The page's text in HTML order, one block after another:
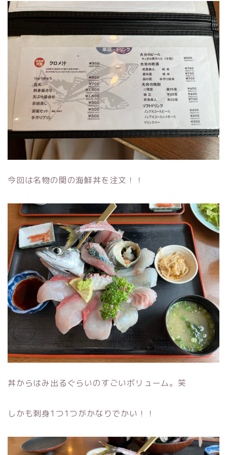
今回は名物の関の海鮮丼を注文！！
丼からはみ出るぐらいのすごいボリューム。笑
しかも刺身1つ1つがかなりでかい！！